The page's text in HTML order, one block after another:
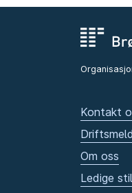
Kontakt
Om oss
Ledige